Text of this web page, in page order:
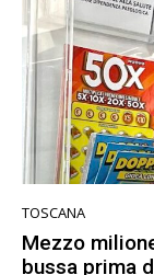
TOSCANA
Mezzo
bussa prima